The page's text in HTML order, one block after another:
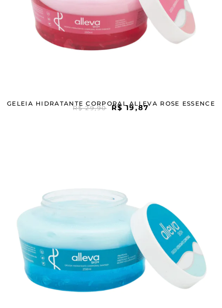
GELEIA HIDRATANTE CORPORAL ALLEVA ROSE ESSENCE
R$29,90 R$19,87